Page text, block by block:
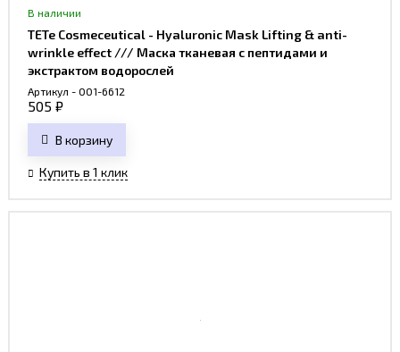
В наличии
TETe Cosmeceutical - Hyaluronic Mask Lifting & anti-
wrinkle effect /// Маска тканевая с пептидами и
экстрактом водорослей
Артикул - 001-6612
505 ₽
В корзину
Купить в 1 клик